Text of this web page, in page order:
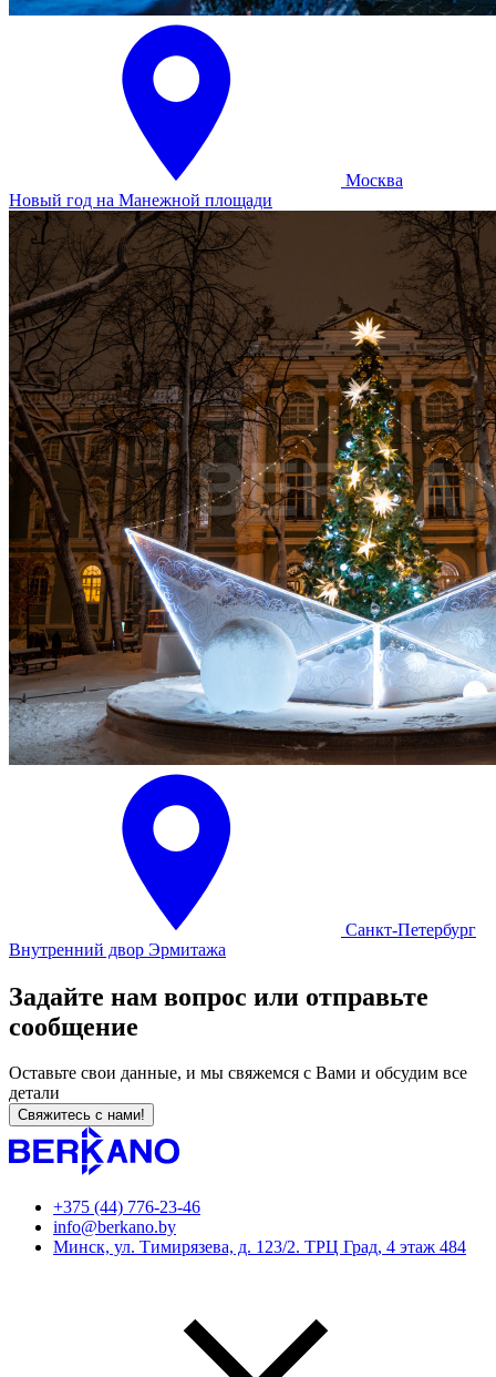
Москва
Новый год на Манежной площади
Санкт-Петербург
Внутренний двор Эрмитажа
Задайте нам вопрос или отправьте
сообщение
Оставьте свои данные, и мы свяжемся с Вами и обсудим все
детали
Свяжитесь с нами!
+375 (44) 776-23-46
info@berkano.by
Минск, ул. Тимирязева, д. 123/2. ТРЦ Град, 4 этаж 484